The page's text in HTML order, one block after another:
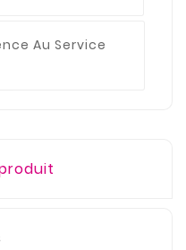
Au Service